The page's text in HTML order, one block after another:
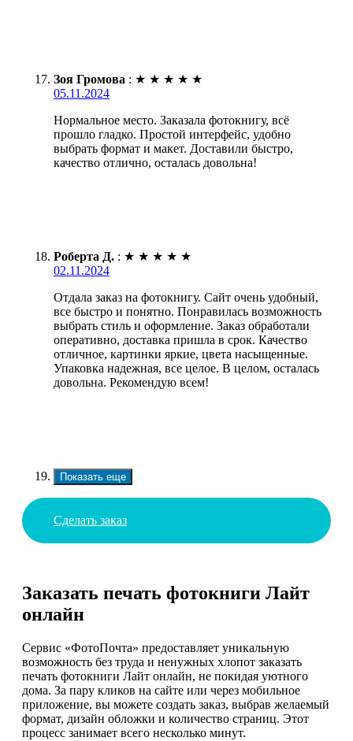
Зоя Громова : ★ ★ ★ ★ ★
05.11.2024
Нормальное место. Заказала фотокнигу, всё
прошло гладко. Простой интерфейс, удобно
выбрать формат и макет. Доставили быстро,
качество отлично, осталась довольна!
Роберта Д. : ★ ★ ★ ★ ★
02.11.2024
Отдала заказ на фотокнигу. Сайт очень удобный,
все быстро и понятно. Понравилась возможность
выбрать стиль и оформление. Заказ обработали
оперативно, доставка пришла в срок. Качество
отличное, картинки яркие, цвета насыщенные.
Упаковка надежная, все целое. В целом, осталась
довольна. Рекомендую всем!
Показать еще
Сделать заказ
Заказать печать фотокниги Лайт
онлайн
Сервис «ФотоПочта» предоставляет уникальную
возможность без труда и ненужных хлопот заказать
печать фотокниги Лайт онлайн, не покидая уютного
дома. За пару кликов на сайте или через мобильное
приложение, вы можете создать заказ, выбрав желаемый
формат, дизайн обложки и количество страниц. Этот
процесс занимает всего несколько минут.